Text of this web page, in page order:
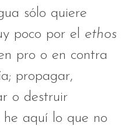
sólo quiere
poco por el ethos
pro o en contra
propagar,
o destruir
he aquí lo que no